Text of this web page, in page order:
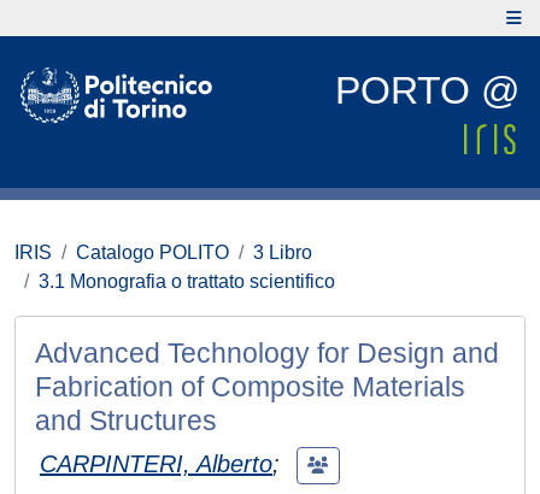
PORTO @
IRIS Catalogo POLITO
3 Libro
3.1 Monografia o trattato scientifico
Advanced Technology for Design and
Fabrication of Composite Materials
and Structures
CARPINTERI, Alberto;